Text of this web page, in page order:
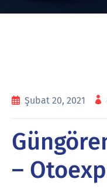
Şubat 20, 2021
–